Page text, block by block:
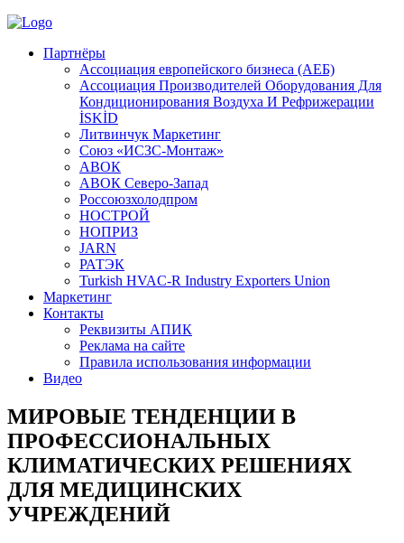
Партнёры
Ассоциация европейского бизнеса (АЕБ)
Aссоциация Производителей Оборудования Для
Кондиционирования Воздуха И Рефрижерации
İSKİD
Литвинчук Маркетинг
Союз «ИСЗС-Монтаж»
АВОК
АВОК Северо-Запад
Россоюзхолодпром
НОСТРОЙ
НОПРИЗ
JARN
РАТЭК
Turkish HVAC-R Industry Exporters Union
Маркетинг
Контакты
Реквизиты АПИК
Реклама на сайте
Правила использования информации
Видео
МИРОВЫЕ ТЕНДЕНЦИИ В
ПРОФЕССИОНАЛЬНЫХ
КЛИМАТИЧЕСКИХ РЕШЕНИЯХ
ДЛЯ МЕДИЦИНСКИХ
УЧРЕЖДЕНИЙ